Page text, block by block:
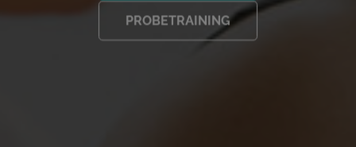
PROBETRAINING